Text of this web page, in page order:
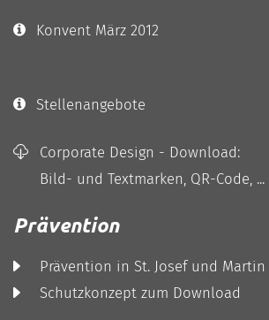
Konvent März 2012
Stellenangebote
Corporate Design - Download:
Bild- und Textmarken, QR-Code, ...
Prävention
Prävention in St. Josef und Martin
Schutzkonzept zum Download